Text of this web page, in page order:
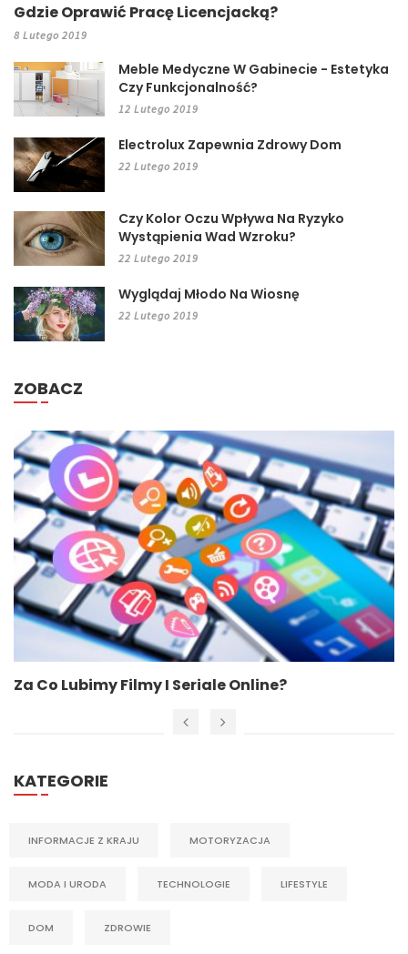
Gdzie Oprawić Pracę Licencjacką?
8 Lutego 2019
Meble Medyczne W Gabinecie - Estetyka
Czy Funkcjonalność?
12 Lutego 2019
Electrolux Zapewnia Zdrowy Dom
22 Lutego 2019
Czy Kolor Oczu Wpływa Na Ryzyko
Wystąpienia Wad Wzroku?
22 Lutego 2019
Wyglądaj Młodo Na Wiosnę
22 Lutego 2019
ZOBACZ
Za Co Lubimy Filmy I Seriale Online?
KATEGORIE
INFORMACJE Z KRAJU MOTORYZACJA
MODA I URODA TECHNOLOGIE LIFESTYLE
DOM ZDROWIE